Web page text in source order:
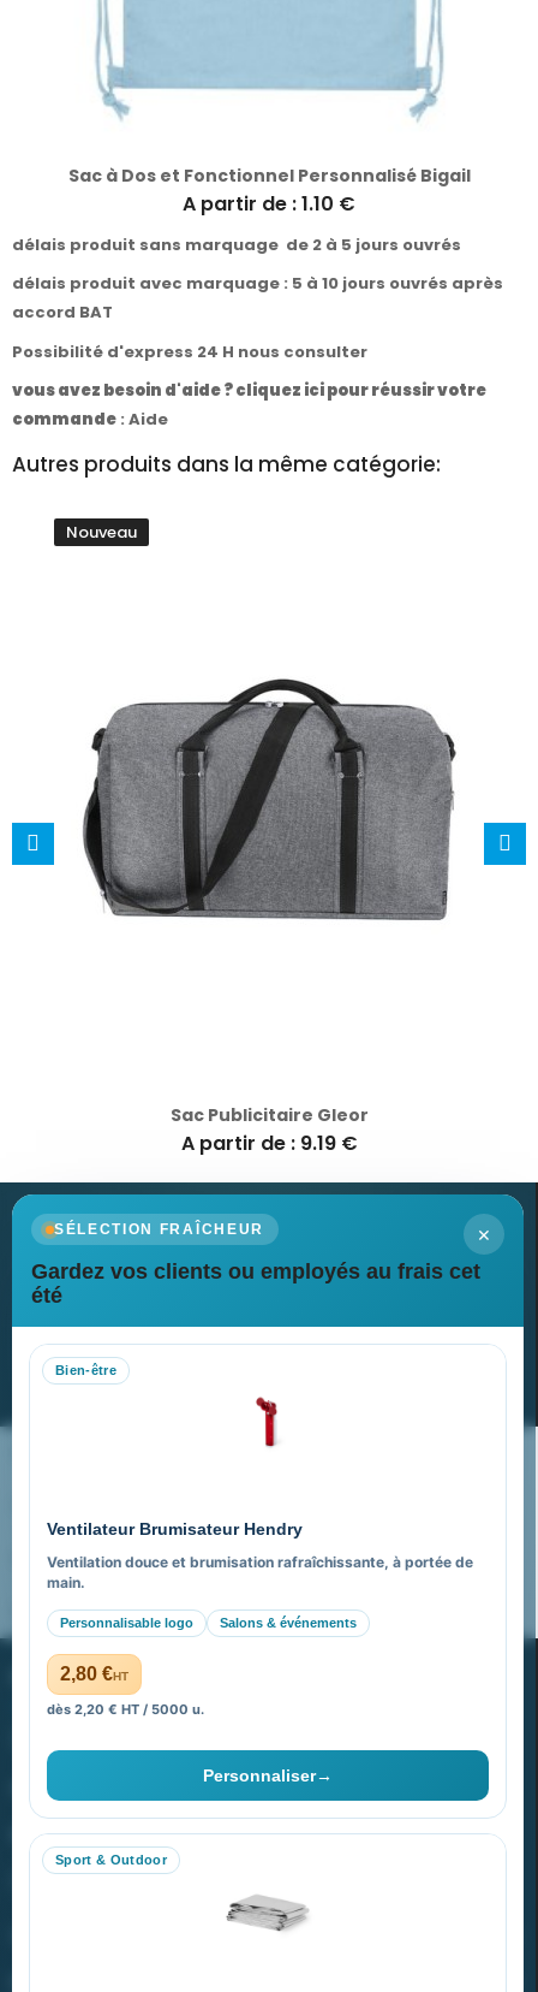
Sac à Dos et Fonctionnel Personnalisé Bigail
A partir de : 1.10 €
délais produit sans marquage de 2 à 5 jours ouvrés
délais produit avec marquage : 5 à 10 jours ouvrés après
accord BAT
Possibilité d'express 24 H nous consulter
vous avez besoin d'aide ? cliquez ici pour réussir votre
commande : Aide
Autres produits dans la même catégorie:
Nouveau
Sac Publicitaire Gleor
A partir de : 9.19 €
×
SÉLECTION FRAÎCHEUR
Gardez vos clients ou employés au frais cet
été
Bien-être
Ventilateur Brumisateur Hendry
Ventilation douce et brumisation rafraîchissante, à portée de
main.
Personnalisable logo Salons & événements
2,80 €HT
dès 2,20 € HT / 5000 u.
Personnaliser→
Sport & Outdoor
Newsletter
Recevez nos dernières nouvelles et nos offres spéciales
Nos expertises & accompagnement global
FAQ sur Promenoch Goodies Pub France
Pourquoi ça a marché à 100% pour moi ?
PROMENOCH GOODIES
40 rue Madeleine Michelis
92 200 Neuilly